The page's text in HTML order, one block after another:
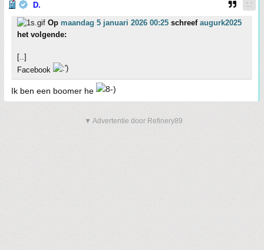
D.
Op maandag 5 januari 2026 00:25 schreef augurk2025
het volgende:
[..]
Facebook
Ik ben een boomer he
▼ Advertentie door Refinery89